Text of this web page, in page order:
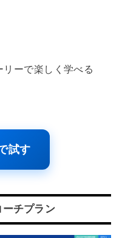
ーで楽しく学べる
試す
チプラン